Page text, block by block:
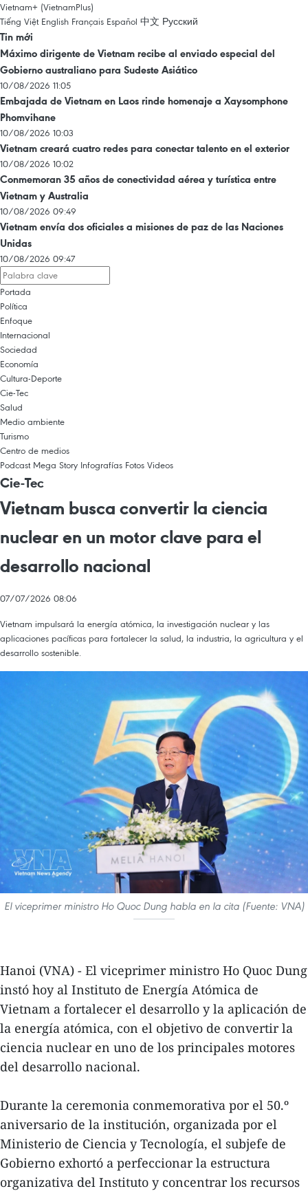
Vietnam+ (VietnamPlus)
Tiếng Việt English Français Español 中文 Русский
Tin mới
Máximo dirigente de Vietnam recibe al enviado especial del
Gobierno australiano para Sudeste Asiático
10/08/2026 11:05
Embajada de Vietnam en Laos rinde homenaje a Xaysomphone
Phomvihane
10/08/2026 10:03
Vietnam creará cuatro redes para conectar talento en el exterior
10/08/2026 10:02
Conmemoran 35 años de conectividad aérea y turística entre
Vietnam y Australia
10/08/2026 09:49
Vietnam envía dos oficiales a misiones de paz de las Naciones
Unidas
10/08/2026 09:47
Portada
Política
Enfoque
Internacional
Sociedad
Economía
Cultura-Deporte
Cie-Tec
Salud
Medio ambiente
Turismo
Centro de medios
Podcast Mega Story Infografías Fotos Videos
Cie-Tec
Vietnam busca convertir la ciencia
nuclear en un motor clave para el
desarrollo nacional
07/07/2026 08:06
Vietnam impulsará la energía atómica, la investigación nuclear y las
aplicaciones pacíficas para fortalecer la salud, la industria, la agricultura y el
desarrollo sostenible.
El viceprimer ministro Ho Quoc Dung habla en la cita (Fuente: VNA)
Hanoi (VNA) - El viceprimer ministro Ho Quoc Dung
instó hoy al Instituto de Energía Atómica de
Vietnam a fortalecer el desarrollo y la aplicación de
la energía atómica, con el objetivo de convertir la
ciencia nuclear en uno de los principales motores
del desarrollo nacional.
Durante la ceremonia conmemorativa por el 50.º
aniversario de la institución, organizada por el
Ministerio de Ciencia y Tecnología, el subjefe de
Gobierno exhortó a perfeccionar la estructura
organizativa del Instituto y concentrar los recursos